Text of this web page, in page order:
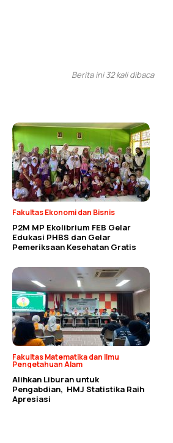
Berita ini 32 kali dibaca
Fakultas Ekonomi dan Bisnis
P2M MP Ekolibrium FEB Gelar
Edukasi PHBS dan Gelar
Pemeriksaan Kesehatan Gratis
Fakultas Matematika dan Ilmu
Pengetahuan Alam
Alihkan Liburan untuk
Pengabdian, HMJ Statistika Raih
Apresiasi